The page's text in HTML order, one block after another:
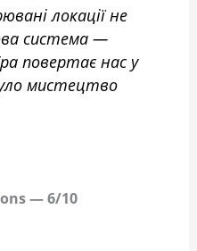
локації не
система —
повертає нас у
мистецтво
— 6/10